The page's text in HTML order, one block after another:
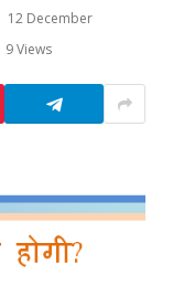
12 December
9Views